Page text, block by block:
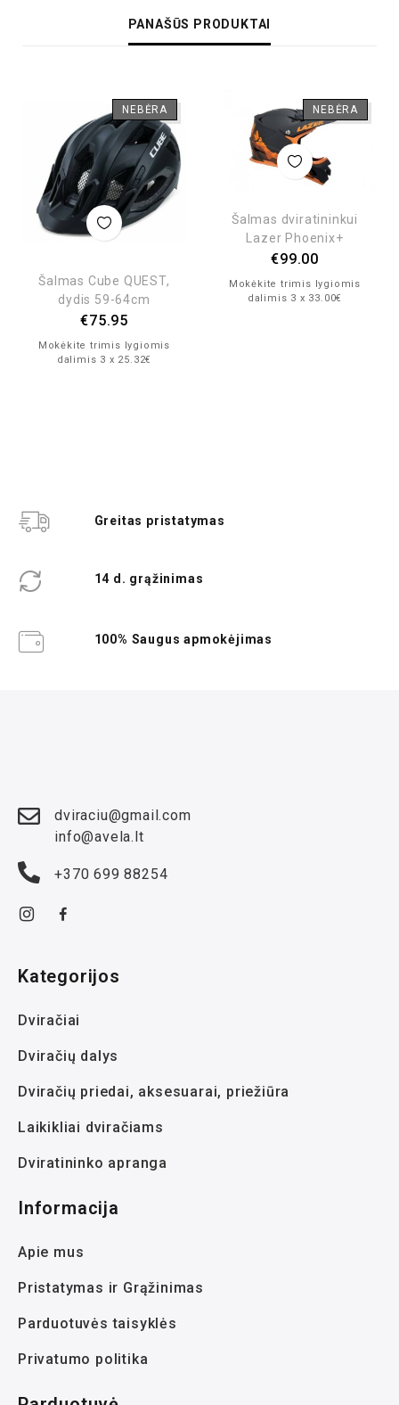
PANAŠŪS PRODUKTAI
NEBĖRA
Šalmas Cube QUEST,
dydis 59-64cm
€75.95
Mokėkite trimis lygiomis
dalimis 3 x 25.32€
NEBĖRA
Šalmas dviratininkui
Lazer Phoenix+
€99.00
Mokėkite trimis lygiomis
dalimis 3 x 33.00€
Greitas pristatymas
14 d. grąžinimas
100% Saugus apmokėjimas
dviraciu@gmail.com
info@avela.lt
+370 699 88254
Kategorijos
Dviračiai
Dviračių dalys
Dviračių priedai, aksesuarai, priežiūra
Laikikliai dviračiams
Dviratininko apranga
Informacija
Apie mus
Pristatymas ir Grąžinimas
Parduotuvės taisyklės
Privatumo politika